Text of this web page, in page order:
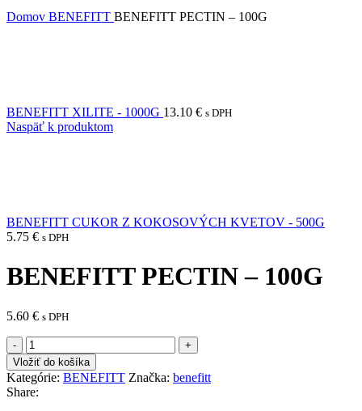
Domov BENEFITT BENEFITT PECTIN – 100G
BENEFITT XILITE - 1000G 13.10 € s DPH
Naspäť k produktom
BENEFITT CUKOR Z KOKOSOVÝCH KVETOV - 500G
5.75 € s DPH
BENEFITT PECTIN – 100G
5.60 € s DPH
množstvo
BENEFITT
PECTIN
-
100G
Vložiť do košíka
Kategórie: BENEFITT Značka: benefitt
Share: